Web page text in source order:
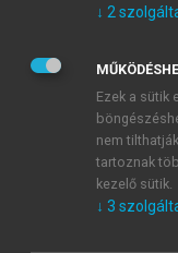
Kérek értesítést
Adatkezelési
veszem és
Általános
mersz.huoldalak
tudomásul
↓ 2
Ezek a sütik
nem
tartoznak
kezelő sütik.
↓ 3